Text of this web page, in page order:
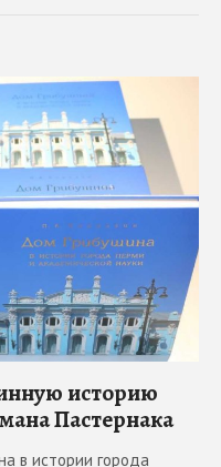
историю
Пастернака
в истории города